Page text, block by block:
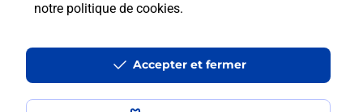
notre politique de cookies.
Accepter et fermer
Accessibilité : partiellement conforme
Conditions contractuelles